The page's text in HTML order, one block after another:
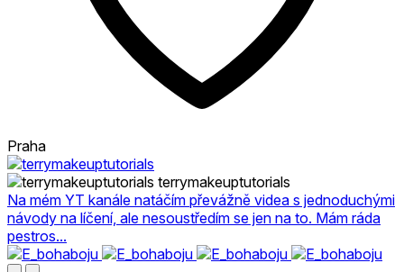
Praha
terrymakeuptutorials
Na mém YT kanále natáčím převážně videa s jednoduchými
návody na líčení, ale nesoustředím se jen na to. Mám ráda
pestros...